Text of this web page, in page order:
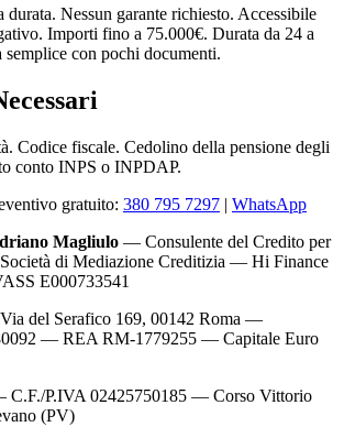
durata. Nessun garante richiesto. Accessibile
Importi fino a 75.000€. Durata da 24 a
semplice con pochi documenti.
Codice fiscale. Cedolino della pensione degli
conto INPS o INPDAP.
gratuito: 380 795 7297 | WhatsApp
Magliulo — Consulente del Credito per
di Mediazione Creditizia — Hi Finance
E000733541
del Serafico 169, 00142 Roma —
— REA RM-1779255 — Capitale Euro
P.IVA 02425750185 — Corso Vittorio
(PV)